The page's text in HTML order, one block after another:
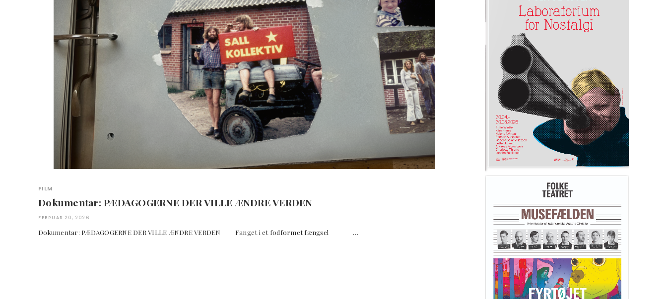
FILM
Dokumentar: PÆDAGOGERNE DER VILLE ÆNDRE VERDEN
FEBRUAR 20, 2026
Dokumentar: PÆDAGOGERNE DER VILLE ÆNDRE VERDEN Fanget i et fodformet fængsel …